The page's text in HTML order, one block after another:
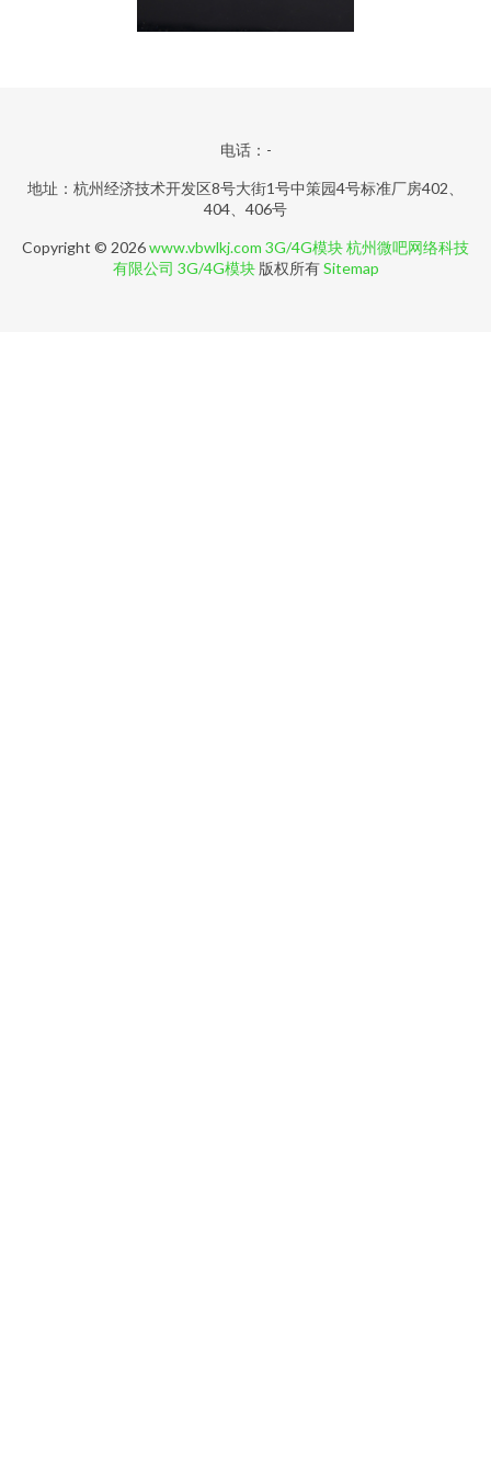
电话：-
地址：杭州经济技术开发区8号大街1号中策园4号标准厂房402、
404、406号
Copyright © 2026www.vbwlkj.com 3G/4G模块杭州微吧网络科技
有限公司 3G/4G模块版权所有Sitemap